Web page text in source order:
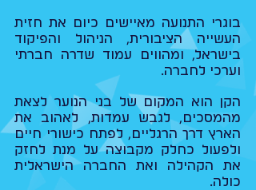
בוגרי התנועה מאיישים כיום את חזית
העשייה הציבורית, הניהול והפיקוד
בישראל, ומהווים עמוד שדרה חברתי
וערכי לחברה.
הקן הוא המקום של בני הנוער לצאת
מהמסכים, לגבש עמדות, לאהוב את
הארץ דרך הרגליים, לפתח כישורי חיים
ולפעול כחלק מקבוצה על מנת לחזק
את הקהילה ואת החברה הישראלית
כולה.